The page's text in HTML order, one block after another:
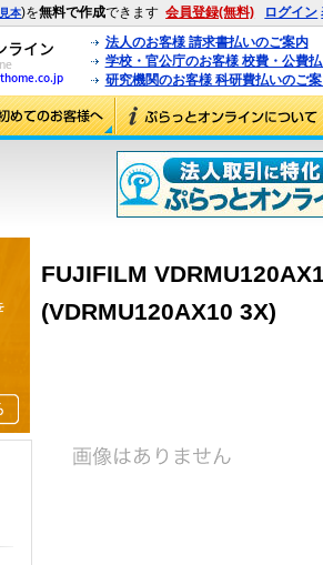
見本)を無料で作成できます 会員登録(無料) ログイン
法人のお客様 請求書払いのご案内
学校・官公庁のお客様 校費・公費
研究機関のお客様 科研費払いのご
FUJIFILM
(VDRMU120AX10 3X)